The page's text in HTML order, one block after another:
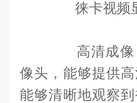
徕卡视频
高清成像
像头，能够提供
能够清晰地观察